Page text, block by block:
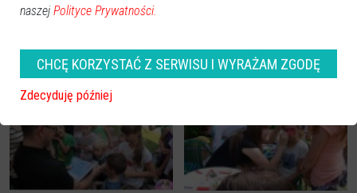
[ZDJĘCIA]
[ZDJĘCIA]
naszej Polityce Prywatności.
CHCĘ KORZYSTAĆ Z SERWISU I WYRAŻAM ZGODĘ
Zdecyduję później